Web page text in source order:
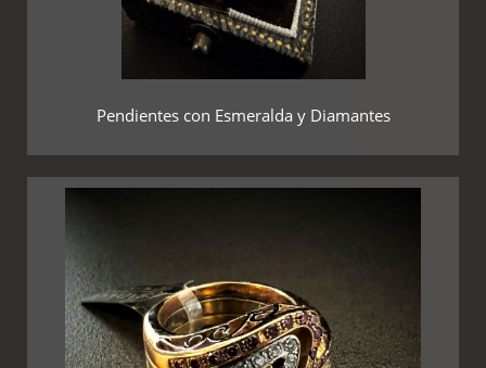
Pendientes con Esmeralda y Diamantes